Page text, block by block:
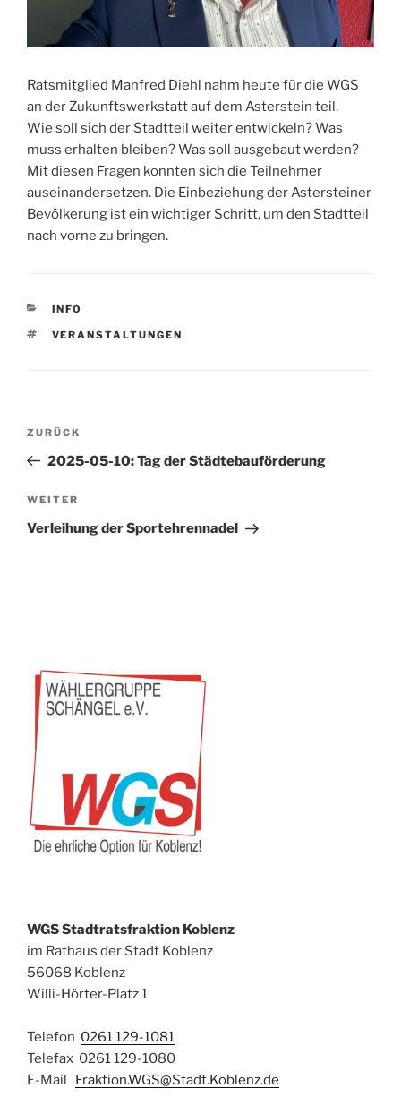
Ratsmitglied Manfred Diehl nahm heute für die WGS
an der Zukunftswerkstatt auf dem Asterstein teil.
Wie soll sich der Stadtteil weiter entwickeln? Was
muss erhalten bleiben? Was soll ausgebaut werden?
Mit diesen Fragen konnten sich die Teilnehmer
auseinandersetzen. Die Einbeziehung der Astersteiner
Bevölkerung ist ein wichtiger Schritt, um den Stadtteil
nach vorne zu bringen.
KATEGORIEN
INFO
SCHLAGWÖRTER
VERANSTALTUNGEN
Beitragsnavigation
Vorheriger
Beitrag
ZURÜCK
2025-05-10: Tag der Städtebauförderung
Nächster
Beitrag
WEITER
Verleihung der Sportehrennadel
WGS Stadtratsfraktion Koblenz
im Rathaus der Stadt Koblenz
56068 Koblenz
Willi-Hörter-Platz 1
Telefon 0261 129-1081
Telefax 0261 129-1080
E-Mail Fraktion.WGS@Stadt.Koblenz.de